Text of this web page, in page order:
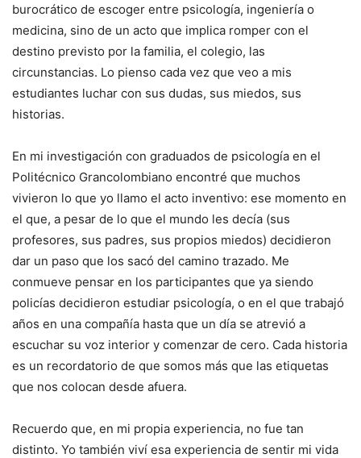
burocrático de escoger entre psicología, ingeniería o
medicina, sino de un acto que implica romper con el
destino previsto por la familia, el colegio, las
circunstancias. Lo pienso cada vez que veo a mis
estudiantes luchar con sus dudas, sus miedos, sus
historias.
En mi investigación con graduados de psicología en el
Politécnico Grancolombiano encontré que muchos
vivieron lo que yo llamo el acto inventivo: ese momento en
el que, a pesar de lo que el mundo les decía (sus
profesores, sus padres, sus propios miedos) decidieron
dar un paso que los sacó del camino trazado. Me
conmueve pensar en los participantes que ya siendo
policías decidieron estudiar psicología, o en el que trabajó
años en una compañía hasta que un día se atrevió a
escuchar su voz interior y comenzar de cero. Cada historia
es un recordatorio de que somos más que las etiquetas
que nos colocan desde afuera.
Recuerdo que, en mi propia experiencia, no fue tan
distinto. Yo también viví esa experiencia de sentir mi vida